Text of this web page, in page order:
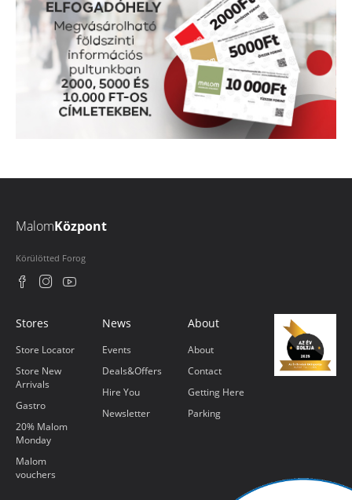
MalomKözpont
Körülötted Forog
Stores
Store Locator
Store New
Arrivals
Gastro
20% Malom
Monday
Malom
vouchers
News
Events
Deals&Offers
Hire You
Newsletter
About
About
Contact
Getting Here
Parking